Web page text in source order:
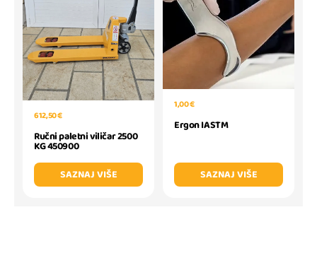
612,50 €
Ručni paletni viličar 2500
KG 450900
SAZNAJ VIŠE
1,00 €
Ergon IASTM
SAZNAJ VIŠE